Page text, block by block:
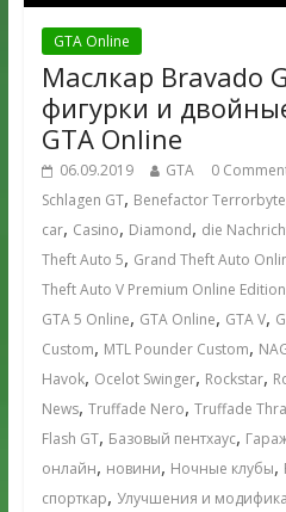
GTA Online
Маслкар Bravado
фигурки и
GTA Online
06.09.2019 GTA 0
Schlagen GT, Benefactor Terrorbyte
car, Casino, Diamond, die
Theft Auto 5, Grand Theft Auto
Theft Auto V Premium Online Edition
GTA 5 Online, GTA Online, GTA V,
Custom, MTL Pounder Custom,
Havok, Ocelot Swinger, Rockstar,
News, Truffade Nero, Truffade
Flash GT, Базовый пентхаус,
онлайн, новини, Ночные клубы,
спорткар, Улучшения и